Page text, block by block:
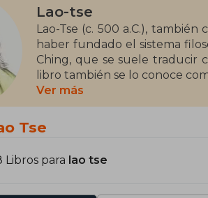
Lao-tse
Lao-Tse (c. 500 a.C.),
haber fundado el sistema
Ching, que se suele traducir
libro también se lo conoce
El nombre de Lao-Tse no es
Ver más
Tse
Libros para lao tse